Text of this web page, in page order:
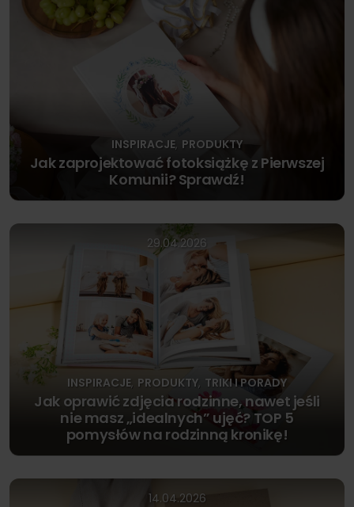
INSPIRACJE, PRODUKTY
Jak zaprojektować fotoksiążkę z Pierwszej
Komunii? Sprawdź!
29.04.2026
INSPIRACJE, PRODUKTY TRIKI I PORADY
Jak oprawić zdjęcia rodzinne, nawet jeśli
nie masz „idealnych” ujęć? TOP 5
pomysłów na rodzinną kronikę!
14.04.2026